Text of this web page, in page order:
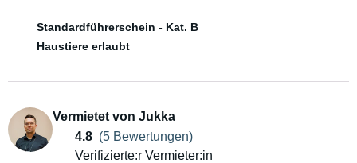
Standardführerschein - Kat. B
Haustiere erlaubt
Vermietet von Jukka
4.8 (5 Bewertungen)
Verifizierte:r Vermieter:in